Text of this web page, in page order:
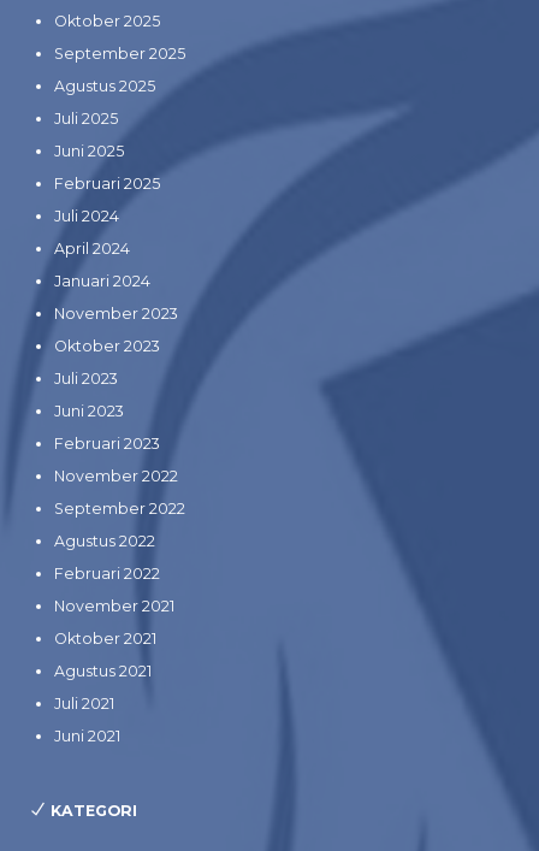
Oktober 2025
September 2025
Agustus 2025
Juli 2025
Juni 2025
Februari 2025
Juli 2024
April 2024
Januari 2024
November 2023
Oktober 2023
Juli 2023
Juni 2023
Februari 2023
November 2022
September 2022
Agustus 2022
Februari 2022
November 2021
Oktober 2021
Agustus 2021
Juli 2021
Juni 2021
KATEGORI